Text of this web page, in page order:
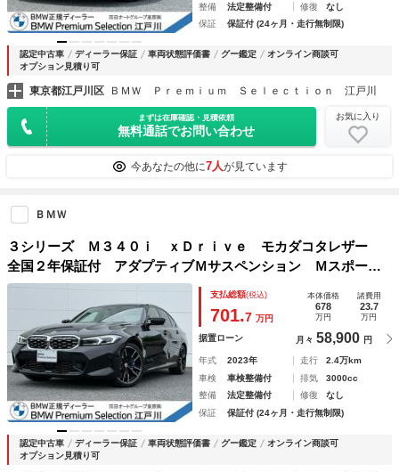
整備
法定整備付 修復
なし
保証
保証付 (24ヶ月・走行無制限)
認定中古車 ディーラー保証 車両状態評価書 グー鑑定
オンライン商談可
オプション見積り可
東京都江戸川区 ＢＭＷ Ｐｒｅｍｉｕｍ Ｓｅｌｅｃｔｉｏｎ 江戸川
まずは在庫確認・見積依頼
無料通話でお問い合わせ
お気に入り
今あなたの他に7人が見ています
ＢＭＷ
３シリーズ Ｍ３４０ｉ ｘＤｒｉｖｅ モカダコタレザー
全国２年保証付 アダプティブＭサスペンション Ｍスポーツ
ブレーキ ｈａｒｍａｎ／ｋａｒｄｏｎ音響 ヘッドアップデ
ィスプレイ ハンズオフアシスト シートヒーター Ｃａｒｐ
ｌａｙ 地デジ
支払総額(税込)
701.7 万円
本体価格
678
万円
諸費用
23.7
万円
据置ローン 月々 58,900 円
年式 2023年 走行
2.4万km
車検
車検整備付 排気
3000cc
整備
法定整備付 修復
なし
保証
保証付 (24ヶ月・走行無制限)
認定中古車 ディーラー保証 車両状態評価書 グー鑑定
オンライン商談可
オプション見積り可